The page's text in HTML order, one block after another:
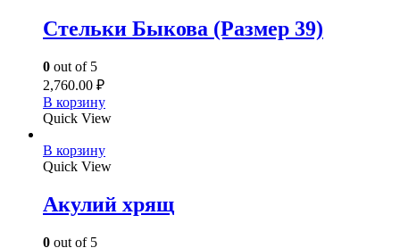
Стельки Быкова (Размер 39)
0 out of 5
2,760.00 ₽
В корзину
Quick View
В корзину
Quick View
Акулий хрящ
0 out of 5